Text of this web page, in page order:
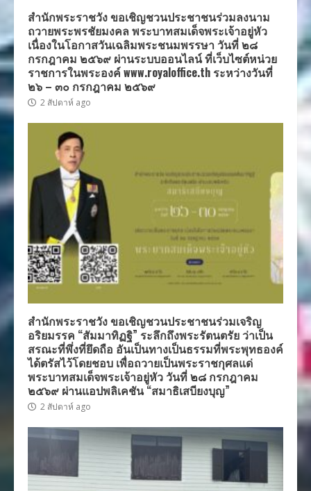
สำนักพระราชวัง ขอเชิญชวนประชาชนร่วมลงนาม
ถวายพระพรชัยมงคล พระบาทสมเด็จพระเจ้าอยู่หัว
เนื่องในโอกาสวันเฉลิมพระชนมพรรษา วันที่ ๒๘
กรกฎาคม ๒๕๖๙ ผ่านระบบออนไลน์ ที่เว็บไซต์หน่วย
ราชการในพระองค์ www.royaloffice.th ระหว่างวันที่
๒๖ – ๓๐ กรกฎาคม ๒๕๖๙
2 สัปดาห์ ago
สำนักพระราชวัง ขอเชิญชวนประชาชนร่วมเจริญ
อริยมรรค “สัมมาทิฏฐิ” ระลึกถึงพระรัตนตรัย ว่าเป็น
สรณะที่พึ่งที่ยึดถือ อันเป็นทางเป็นธรรมที่พระพุทธองค์
ได้ตรัสไว้โดยชอบ เพื่อถวายเป็นพระราชกุศลแด่
พระบาทสมเด็จพระเจ้าอยู่หัว วันที่ ๒๘ กรกฎาคม
๒๕๖๙ ผ่านแอปพลิเคชัน “สมาธิเสบียงบุญ”
2 สัปดาห์ ago